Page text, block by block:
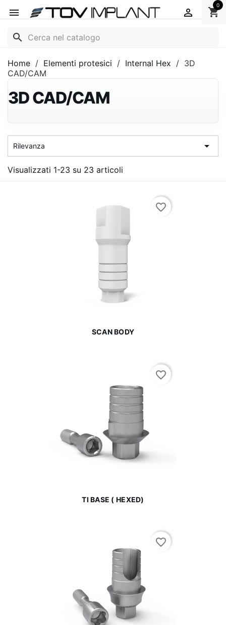
 shopping_cart
0

search
Home Elementi protesici Internal Hex
3D
CAD/CAM
3D CAD/CAM
Rilevanza 
Visualizzati 1-23 su 23 articoli
SCAN BODY
favorite_border
TI BASE ( HEXED)
favorite_border
favorite_border